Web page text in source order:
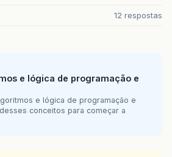
12 respostas
e lógica de programação e
e lógica de programação e
conceitos para começar a